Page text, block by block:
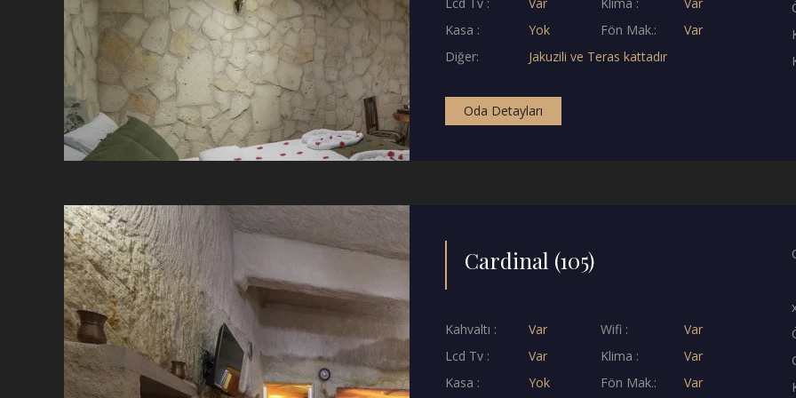
Kasa :
Yok Fön Mak.:
Var
Diğer:
Jakuzili ve Teras kattadır
Oda Detayları
Cardinal (105)
Kahvaltı : Var Wifi :
Var
Lcd Tv :
Var Klima :
Var
Kasa :
Yok Fön Mak.: Var